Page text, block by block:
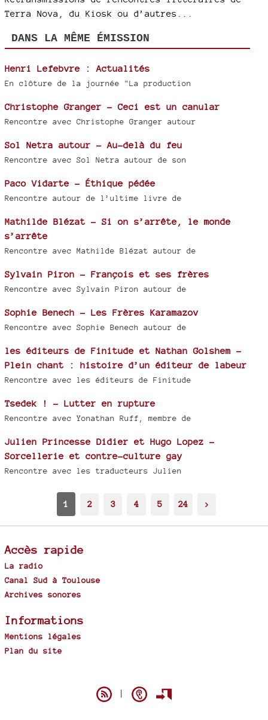
Terra Nova, du Kiosk ou d’autres...
DANS LA MÊME ÉMISSION
Henri Lefebvre : Actualités
En clôture de la journée "La production
Christophe Granger - Ceci est un canular
Rencontre avec Christophe Granger autour
Sol Netra autour - Au-delà du feu
Rencontre avec Sol Netra autour de son
Paco Vidarte - Éthique pédée
Rencontre autour de l’ultime livre de
Mathilde Blézat - Si on s’arrête, le monde
s’arrête
Rencontre avec Mathilde Blézat autour de
Sylvain Piron - François et ses frères
Rencontre avec Sylvain Piron autour de
Sophie Benech - Les Frères Karamazov
Rencontre avec Sophie Benech autour de
les éditeurs de Finitude et Nathan Golshem -
Plein chant : histoire d’un éditeur de labeur
Rencontre avec les éditeurs de Finitude
Tsedek ! - Lutter en rupture
Rencontre avec Yonathan Ruff, membre de
Julien Princesse Didier et Hugo Lopez -
Sorcellerie et contre-culture gay
Rencontre avec les traducteurs Julien
1 2 3 4 5 24 >
Accès rapide
La radio
Canal Sud à Toulouse
Archives sonores
Informations
Mentions légales
Plan du site
|